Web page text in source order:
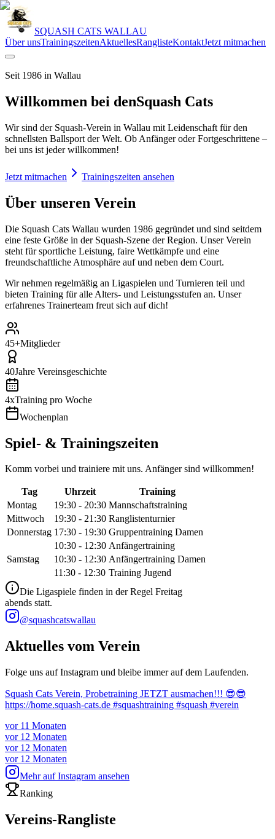
SQUASH CATS WALLAU
Über unsTrainingszeitenAktuellesRanglisteKontaktJetzt mitmachen
Seit 1986 in Wallau
Willkommen bei denSquash Cats
Wir sind der Squash-Verein in Wallau mit Leidenschaft für den
schnellsten Ballsport der Welt. Ob Anfänger oder Fortgeschrittene –
bei uns ist jeder willkommen!
Jetzt mitmachen Trainingszeiten ansehen
Über unseren Verein
Die Squash Cats Wallau wurden 1986 gegründet und sind seitdem
eine feste Größe in der Squash-Szene der Region. Unser Verein
steht für sportliche Leistung, faire Wettkämpfe und eine
freundschaftliche Atmosphäre auf und neben dem Court.
Wir nehmen regelmäßig an Ligaspielen und Turnieren teil und
bieten Training für alle Alters- und Leistungsstufen an. Unser
erfahrenes Trainerteam freut sich auf dich!
45+Mitglieder
40Jahre Vereinsgeschichte
4xTraining pro Woche
Wochenplan
Spiel- & Trainingszeiten
Komm vorbei und trainiere mit uns. Anfänger sind willkommen!
Tag Uhrzeit
Training
Montag
19:30 - 20:30 Mannschaftstraining
Mittwoch
19:30 - 21:30 Ranglistenturnier
Donnerstag 17:30 - 19:30 Gruppentraining Damen
Samstag
10:30 - 12:30 Anfängertraining
10:30 - 12:30 Anfängertraining Damen
11:30 - 12:30 Training Jugend
Die Ligaspiele finden in der Regel Freitag
abends statt.
@squashcatswallau
Aktuelles vom Verein
Folge uns auf Instagram und bleibe immer auf dem Laufenden.
Squash Cats Verein, Probetraining JETZT ausmachen!!! 😎😎
https://home.squash-cats.de #squashtraining #squash #verein
vor 11 Monaten
vor 12 Monaten
vor 12 Monaten
vor 12 Monaten
Mehr auf Instagram ansehen
Ranking
Vereins-Rangliste